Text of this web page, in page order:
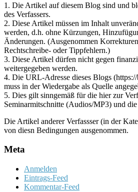
1. Die Artikel auf diesem Blog sind und
des Verfassers.
2. Diese Artikel müssen im Inhalt
werden, d.h. ohne Kürzungen,
Änderungen. (Ausgenommen
Rechtschreibe- oder Tippfehlern.)
3. Diese Artikel dürfen nicht gegen
weitergegeben werden.
4. Die URL-Adresse dieses Blogs
muss in der Wiedergabe als Quelle
5. Dies gilt sinngemäß für die hier zur
Seminarmitschnitte (Audios/MP3) und
Die Artikel anderer Verfassser (in der
von diesn Bedingungen ausgenommen.
Meta
Anmelden
Eintrags-Feed
Kommentar-Feed